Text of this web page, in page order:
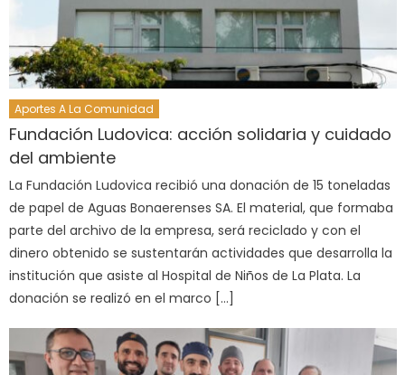
Aportes A La Comunidad
Fundación Ludovica: acción solidaria y cuidado
del ambiente
La Fundación Ludovica recibió una donación de 15 toneladas
de papel de Aguas Bonaerenses SA. El material, que formaba
parte del archivo de la empresa, será reciclado y con el
dinero obtenido se sustentarán actividades que desarrolla la
institución que asiste al Hospital de Niños de La Plata. La
donación se realizó en el marco […]